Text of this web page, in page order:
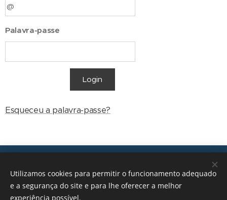
Palavra-passe
Login
Esqueceu a palavra-passe?
geral@transicoes.pt
Utilizamos cookies para permitir o funcionamento adequado
e a segurança do site e para lhe oferecer a melhor
experiência possível.